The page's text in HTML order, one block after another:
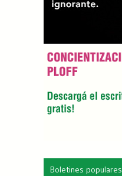
Boletines populares